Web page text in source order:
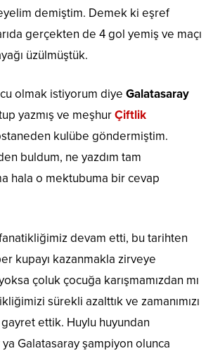
demiştim. Demek ki eşref
gerçekten de 4 gol yemiş ve maçı
üzülmüştük.
olmak istiyorum diye Galatasaray
yazmış ve meşhurÇiftlik
kulübe göndermiştim.
buldum, ne yazdım tam
hala o mektubuma bir cevap
devam etti, bu tarihten
kupayı kazanmakla zirveye
yoksa çoluk çocuğa karışmamızdan mı
sürekli azalttık ve zamanımızı
ettik. Huylu huyundan
Galatasaray şampiyon olunca